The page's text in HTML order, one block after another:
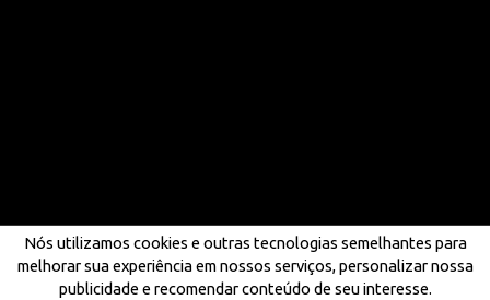
Nós utilizamos cookies e outras tecnologias semelhantes para
melhorar sua experiência em nossos serviços, personalizar nossa
publicidade e recomendar conteúdo de seu interesse.